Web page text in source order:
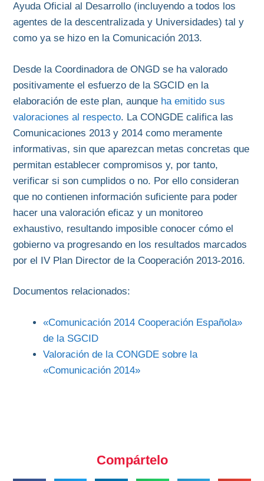
Ayuda Oficial al Desarrollo (incluyendo a todos los
agentes de la descentralizada y Universidades) tal y
como ya se hizo en la Comunicación 2013.
Desde la Coordinadora de ONGD se ha valorado
positivamente el esfuerzo de la SGCID en la
elaboración de este plan, aunque ha emitido sus
valoraciones al respecto. La CONGDE califica las
Comunicaciones 2013 y 2014 como meramente
informativas, sin que aparezcan metas concretas que
permitan establecer compromisos y, por tanto,
verificar si son cumplidos o no. Por ello consideran
que no contienen información suficiente para poder
hacer una valoración eficaz y un monitoreo
exhaustivo, resultando imposible conocer cómo el
gobierno va progresando en los resultados marcados
por el IV Plan Director de la Cooperación 2013-2016.
Documentos relacionados:
«Comunicación 2014 Cooperación Española»
de la SGCID
Valoración de la CONGDE sobre la
«Comunicación 2014»
Compártelo